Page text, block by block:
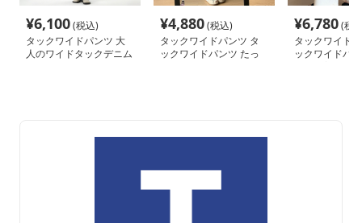
¥6,100(税込)
タックワイドパンツ 大
人のワイドタックデニム
¥4,880(税込)
タックワイドパンツ タ
ックワイドパンツ たっ
¥6,780(税
タックワイド
ックワイドパ